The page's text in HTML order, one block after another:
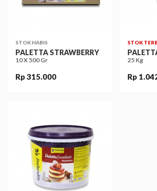
STOK HABIS
PALETTA STRAWBERRY
10 X 500 Gr
Rp 315.000
STOK
25 Kg
Rp